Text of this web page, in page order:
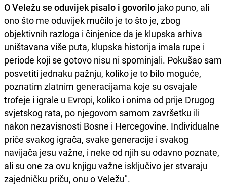
O Veležu se oduvijek pisalo i govorilo jako puno, ali
ono što me oduvijek mučilo je to što je, zbog
objektivnih razloga i činjenice da je klupska arhiva
uništavana više puta, klupska historija imala rupe i
periode koji se gotovo nisu ni spominjali. Pokušao sam
posvetiti jednaku pažnju, koliko je to bilo moguće,
poznatim zlatnim generacijama koje su osvajale
trofeje i igrale u Evropi, koliko i onima od prije Drugog
svjetskog rata, po njegovom samom završetku ili
nakon nezavisnosti Bosne i Hercegovine. Individualne
priče svakog igrača, svake generacije i svakog
navijača jesu važne, i neke od njih su odavno poznate,
ali su one za ovu knjigu važne isključivo jer stvaraju
zajedničku priču, onu o Veležu".